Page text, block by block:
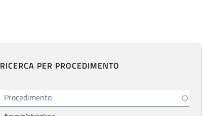
RICERCA PER PROCEDIMENTO
Procedimento